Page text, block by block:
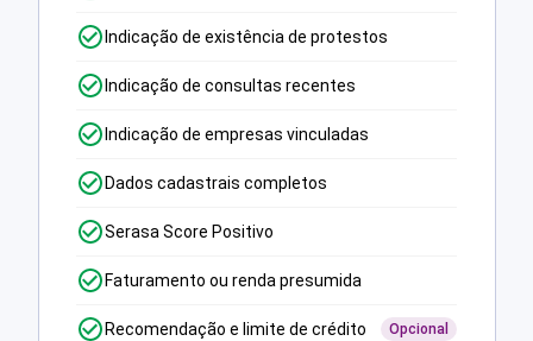
Indicação de existência de protestos
Indicação de consultas recentes
Indicação de empresas vinculadas
Dados cadastrais completos
Serasa Score Positivo
Faturamento ou renda presumida
Recomendação e limite de crédito Opcional